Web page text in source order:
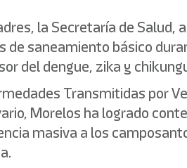
la Secretaría de Salud,
saneamiento básico
del dengue, zika y
Transmitidas por
Morelos ha logrado
masiva a los